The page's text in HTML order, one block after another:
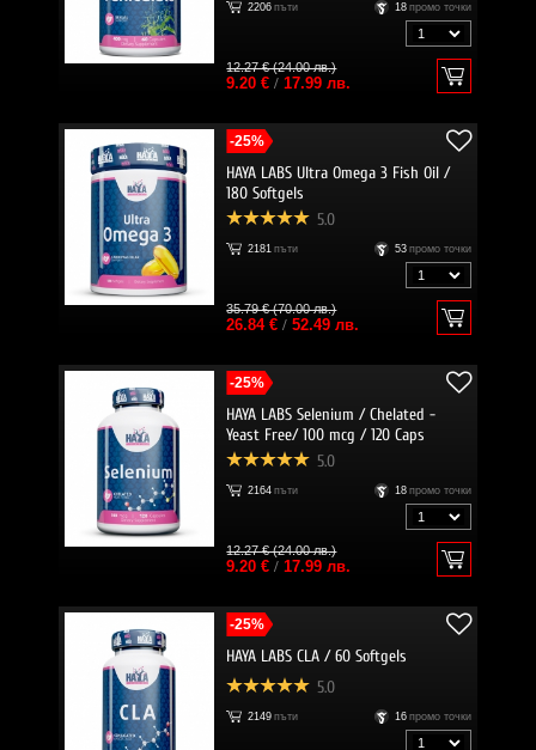
2206 пъти 18 промо точки
12.27 € (24.00 лв.)
9.20 €/ 17.99 лв.
-25%
HAYA LABS Ultra Omega 3 Fish Oil /
180 Softgels
5.0
2181 пъти 53 промо точки
35.79 € (70.00 лв.)
26.84 €/ 52.49 лв.
-25%
HAYA LABS Selenium / Chelated -
Yeast Free/ 100 mcg / 120 Caps
5.0
2164 пъти 18 промо точки
12.27 € (24.00 лв.)
9.20 €/ 17.99 лв.
-25%
HAYA LABS CLA / 60 Softgels
5.0
2149 пъти 16 промо точки